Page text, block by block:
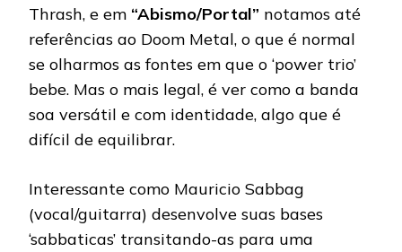
Thrash, e em “Abismo/Portal” notamos até
referências ao Doom Metal, o que é normal
se olharmos as fontes em que o ‘power trio’
bebe. Mas o mais legal, é ver como a banda
soa versátil e com identidade, algo que é
difícil de equilibrar.
Interessante como Mauricio Sabbag
(vocal/guitarra) desenvolve suas bases
‘sabbaticas’ transitando-as para uma